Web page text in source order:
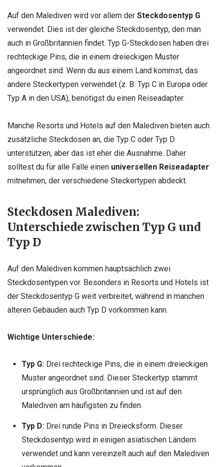
Auf den Malediven wird vor allem der Steckdosentyp G
verwendet. Dies ist der gleiche Steckdosentyp, den man
auch in Großbritannien findet. Typ G-Steckdosen haben drei
rechteckige Pins, die in einem dreieckigen Muster
angeordnet sind. Wenn du aus einem Land kommst, das
andere Steckertypen verwendet (z. B. Typ C in Europa oder
Typ A in den USA), benötigst du einen Reiseadapter.
Manche Resorts und Hotels auf den Malediven bieten auch
zusätzliche Steckdosen an, die Typ C oder Typ D
unterstützen, aber das ist eher die Ausnahme. Daher
solltest du für alle Fälle einen universellen Reiseadapter
mitnehmen, der verschiedene Steckertypen abdeckt.
Steckdosen Malediven:
Unterschiede zwischen Typ G und
Typ D
Auf den Malediven kommen hauptsächlich zwei
Steckdosentypen vor. Besonders in Resorts und Hotels ist
der Steckdosentyp G weit verbreitet, während in manchen
älteren Gebäuden auch Typ D vorkommen kann.
Wichtige Unterschiede:
Typ G:Drei rechteckige Pins, die in einem dreieckigen
Muster angeordnet sind. Dieser Steckertyp stammt
ursprünglich aus Großbritannien und ist auf den
Malediven am häufigsten zu finden.
Typ D:Drei runde Pins in Dreiecksform. Dieser
Steckdosentyp wird in einigen asiatischen Ländern
verwendet und kann vereinzelt auch auf den Malediven